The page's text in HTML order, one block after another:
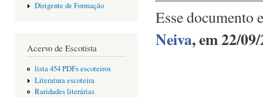
Dirigente de Formação
Acervo de Escotista
lista 454 PDFs escoteiros
Literatura escoteira
Raridades literárias
Esse documento
Neiva, em 22/